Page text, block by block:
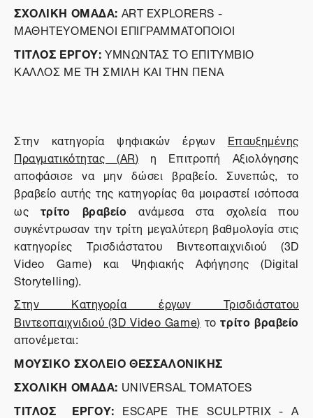
ΣΧΟΛΙΚΗ ΟΜΑΔΑ: ART EXPLORERS -
ΜΑΘΗΤΕΥΟΜΕΝΟΙ ΕΠΙΓΡΑΜΜΑΤΟΠΟΙΟΙ
ΤΙΤΛΟΣ ΕΡΓΟΥ:ΥΜΝΩΝΤΑΣ ΤΟ ΕΠΙΤΥΜΒΙΟ
ΚΑΛΛΟΣ ΜΕ ΤΗ ΣΜΙΛΗ ΚΑΙ ΤΗΝ ΠΕΝΑ
Στην κατηγορία ψηφιακών έργων Επαυξημένης
Πραγματικότητας (AR) η Επιτροπή Αξιολόγησης
αποφάσισε να μην δώσει βραβείο. Συνεπώς, το
βραβείο αυτής της κατηγορίας θα μοιραστεί ισόποσα
ως τρίτο βραβείο ανάμεσα στα σχολεία που
συγκέντρωσαν την τρίτη μεγαλύτερη βαθμολογία στις
κατηγορίες Τρισδιάστατου Βιντεοπαιχνιδιού (3D
Video Game) και Ψηφιακής Αφήγησης (Digital
Storytelling).
Στην Κατηγορία έργων Τρισδιάστατου
Βιντεοπαιχνιδιού (3D Video Game) τοτρίτο βραβείο
απονέμεται:
ΜΟΥΣΙΚΟ ΣΧΟΛΕΙΟ ΘΕΣΣΑΛΟΝΙΚΗΣ
ΣΧΟΛΙΚΗ ΟΜΑΔΑ: UNIVERSAL TOMATOES
ΤΙΤΛΟΣ ΕΡΓΟΥ: ESCAPE THE SCULPTRIX - A